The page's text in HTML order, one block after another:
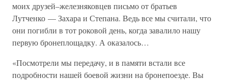
моих друзей–железняковцев письмо от братьев
Лутченко — Захара и Степана. Ведь все мы считали, что
они погибли в тот роковой день, когда завалило нашу
первую бронеплощадку. А оказалось…
«Посмотрели мы передачу, и в памяти встали все
подробности нашей боевой жизни на бронепоезде. Вы